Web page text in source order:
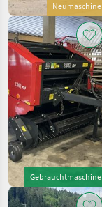
Neumaschine
Gebrauchtmaschine